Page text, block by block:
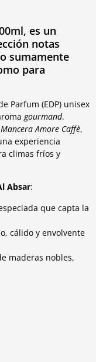
es un
notas
sumamente
para
Parfum (EDP) unisex
gourmand.
Mancera Amore Caffè,
experiencia
climas fríos y
Absar:
que capta la
cálido y envolvente
maderas nobles,